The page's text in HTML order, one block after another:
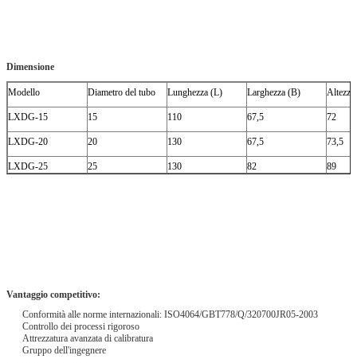
Dimensione
Modello Diametro del tubo Lunghezza (L) Larghezza (B)
LXDG-15 15 110 67,5 72
LXDG-20 20 130 67,5 73,5
LXDG-25 25 130 82 89
Vantaggio competitivo:
Conformità alle norme internazionali: ISO4064/GBT778/Q/320700JR05-2003
Controllo dei processi rigoroso
Attrezzatura avanzata di calibratura
Gruppo dell'ingegnere